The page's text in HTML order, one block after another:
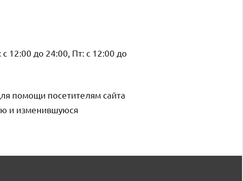
12:00 до 24:00, Пт: с 12:00 до
помощи посетителям сайта
и изменившуюся